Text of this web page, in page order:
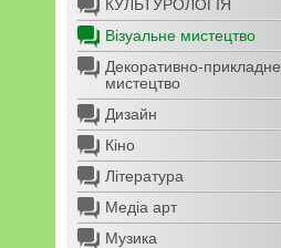
КУЛЬТУРОЛОГІЯ
Візуальне мистецтво
Декоративно-прикладне
мистецтво
Дизайн
Кіно
Література
Медіа арт
Музика